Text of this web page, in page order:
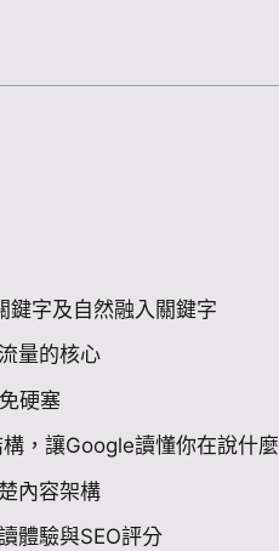
鍵字及自然融入關鍵字
量的核心
硬塞
，讓Google讀懂你在說什麼
內容架構
體驗與SEO評分